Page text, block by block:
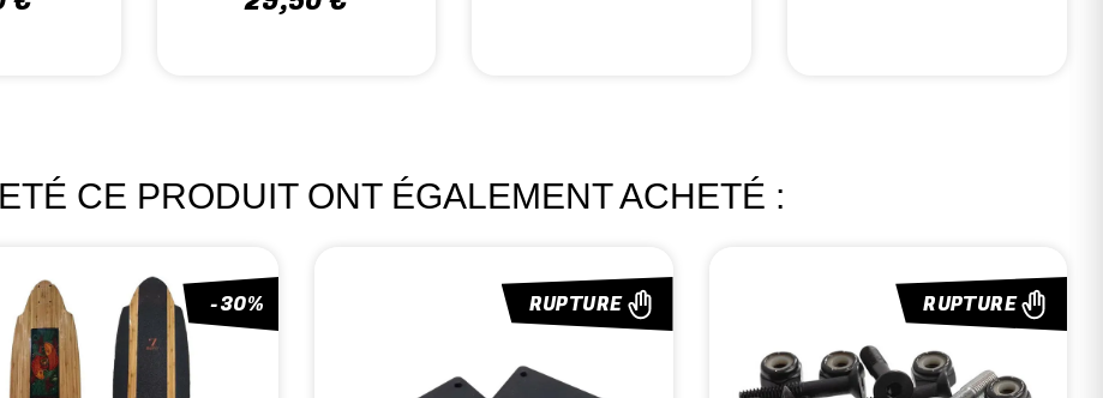
CE PRODUIT ONT ÉGALEMENT ACHETÉ :
-30% RUPTURE RUPTURE